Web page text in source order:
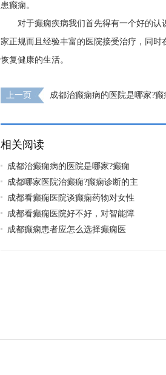
患癫痫。
对于癫痫疾病我们首先得有一个好的
家正规而且经验丰富的医院接受治疗，同
恢复健康的生活。
上一页
成都治癫痫病的医院是哪家?癫
相关阅读
​成都治癫痫病的医院是哪家?癫痫
成都哪家医院治癫痫?癫痫诊断的主
成都看癫痫医院谈癫痫药物对女性
成都看癫痫医院好不好，对智能障
​成都癫痫患者应怎么选择癫痫医